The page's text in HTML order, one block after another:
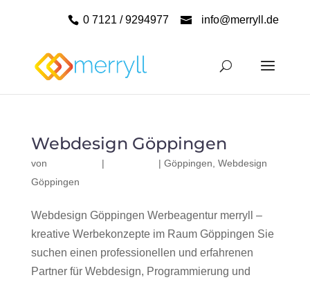
0 7121 / 9294977 info@merryll.de
Webdesign Göppingen
von | | Göppingen Webdesign
Göppingen
Webdesign Göppingen Werbeagentur merryll –
kreative Werbekonzepte im Raum Göppingen Sie
suchen einen professionellen und erfahrenen
Partner für Webdesign, Programmierung und